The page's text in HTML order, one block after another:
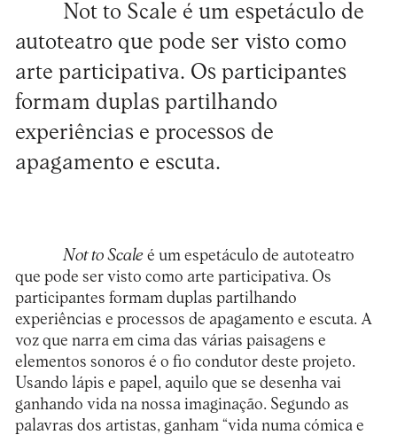
Not to Scale é um espetáculo de
autoteatro que pode ser visto como
arte participativa. Os participantes
formam duplas partilhando
experiências e processos de
apagamento e escuta.
Not to Scaleé um espetáculo de autoteatro
que pode ser visto como arte participativa. Os
participantes formam duplas partilhando
experiências e processos de apagamento e escuta. A
voz que narra em cima das várias paisagens e
elementos sonoros é o fio condutor deste projeto.
Usando lápis e papel, aquilo que se desenha vai
ganhando vida na nossa imaginação. Segundo as
palavras dos artistas, ganham “vida numa cómica e